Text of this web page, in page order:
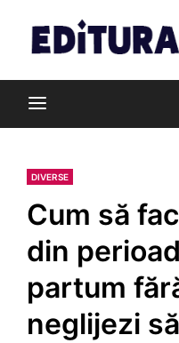
content
DIVERSE
Cum să
din
partum
neglijezi